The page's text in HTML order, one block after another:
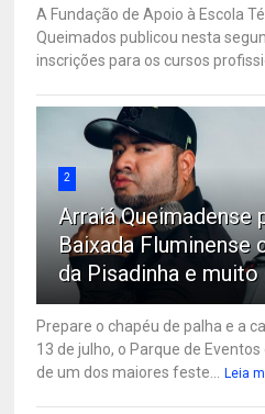
A Fundação de Apoio à Escola
Queimados publicou nesta
inscrições para os cursos
2
Arraiá Queimadense
Baixada Fluminense
da Pisadinha e muito
Prepare o chapéu de palha e a
13 de julho, o Parque de
de um dos maiores feste...
Leia